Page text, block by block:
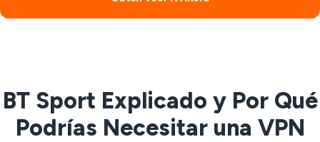
BT Sport Explicado y Por Qué
Podrías Necesitar una VPN